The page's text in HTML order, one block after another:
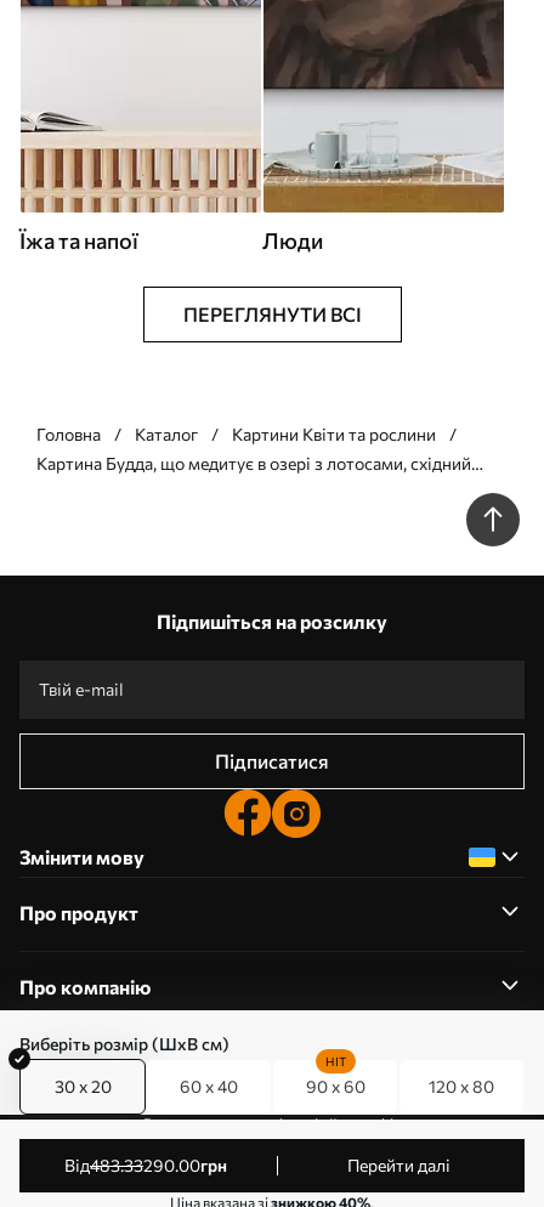
Виберіть розмір (ШхВ см)
30 x 20 60 x 40 90 x 60
HIT
120 x 80
від483.33290.00грн Перейти далі
Ціна вказана зізнижкою 40%.
Їжа та напої Люди
ПЕРЕГЛЯНУТИ ВСІ
Головна Каталог
Картини Квіти та рослини
Картина Будда, що медитує в озері з лотосами, східний
Підпишіться на розсилку
Підписатися
Змінити мову
Про продукт
Про компанію
0800357223
Редагування дозволів на файли cookie
© 2011-2026 Art-holst. Усі права захищені. Власник:
ТОВ “КЛЄВЄР”. Код ЄДРПОУ: 31780602.